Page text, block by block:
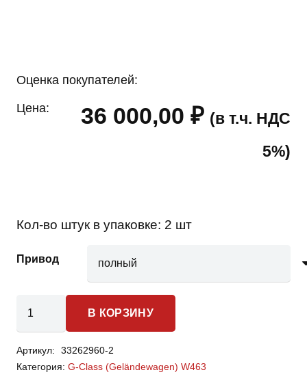
Оценка покупателей:
Цена: 36 000,00 ₽ (в т.ч. НДС
5%)
Кол-во штук в упаковке: 2 шт
Привод
товара
Benz
G-
В КОРЗИНУ
Артикул:
33262960-2
Категория: G-Class (Geländewagen) W463